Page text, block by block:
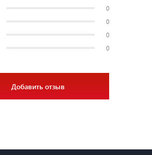
0
0
0
0
Добавить отзыв